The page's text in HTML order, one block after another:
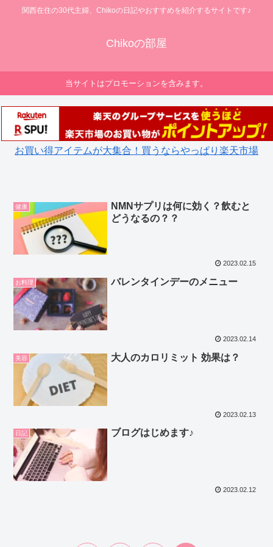
関西在住の30代主婦、Chikoの日記やおすすめを紹介するサイトです♪
Chikoの部屋
当サイトはプロモーションを含みます。
お買い得アイテムが大集合！買うならやっぱり楽天市場
健康
NMNサプリは何に効く？飲むと
どうなるの？？
2023.02.15
お料理 バレンタインデーのメニュー
2023.02.14
美容 大人のカロリミット 効果は？
2023.02.13
日記 ブログはじめます♪
2023.02.12